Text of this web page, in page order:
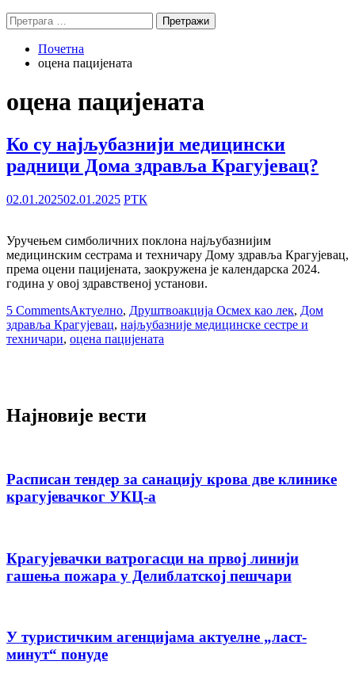
Претрага
за:
Почетна
оцена пацијената
оцена пацијената
Ко су најљубазнији медицински
радници Дома здравља Крагујевац?
02.01.202502.01.2025 РТК
Уручењем симболичних поклона најљубазнијим
медицинским сестрама и техничару Дому здравља Крагујевац,
према оцени пацијената, заокружена је календарска 2024.
година у овој здравственој установи.
5 CommentsАктуелно, Друштвоакција Осмех као лек, Дом
здравља Крагујевац, најљубазније медицинске сестре и
техничари, оцена пацијената
Најновије вести
Расписан тендер за санацију крова две клинике
крагујевачког УКЦ-а
Крагујевачки ватрогасци на првој линији
гашења пожара у Делиблатској пешчари
У туристичким агенцијама актуелне „ласт-
минут“ понуде